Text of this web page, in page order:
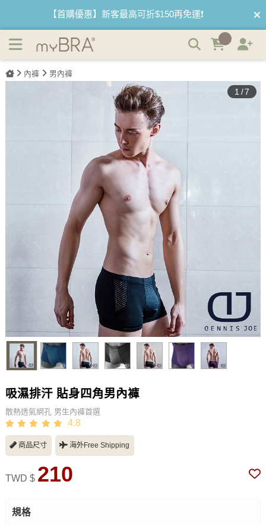
吸濕排汗 貼身四角男內褲 | myBRA 最懂妳的內衣品牌
【夏日滿額贈】把衣物壓縮收納袋回家 🌞
【父親節快樂】男內褲5件$999🧔
內褲 男內褲
1 /7
吸濕排汗 貼身四角男內褲
散熱透氣網孔 男生內褲首選
4.8
商品尺寸 海外Free Shipping
TWD $ 210
規格